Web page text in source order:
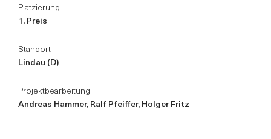
Platzierung
1. Preis
Standort
Lindau (D)
Projektbearbeitung
Andreas Hammer, Ralf Pfeiffer, Holger Fritz